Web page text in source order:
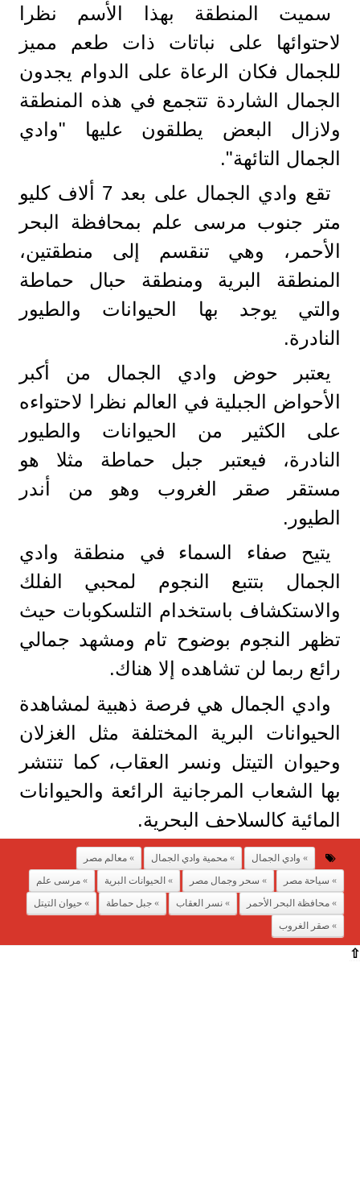
سميت المنطقة بهذا الأسم نظرا
لاحتوائها على نباتات ذات طعم مميز
للجمال فكان الرعاة على الدوام يجدون
الجمال الشاردة تتجمع في هذه المنطقة
ولازال البعض يطلقون عليها "وادي
الجمال التائهة".
تقع وادي الجمال على بعد 7 ألاف كليو
متر جنوب مرسى علم بمحافظة البحر
الأحمر، وهي تنقسم إلى منطقتين،
المنطقة البرية ومنطقة حبال حماطة
والتي يوجد بها الحيوانات والطيور
النادرة.
يعتبر حوض وادي الجمال من أكبر
الأحواض الجبلية في العالم نظرا لاحتواءه
على الكثير من الحيوانات والطيور
النادرة، فيعتبر جبل حماطة مثلا هو
مستقر صقر الغروب وهو من أندر
الطيور.
يتيح صفاء السماء في منطقة وادي
الجمال بتتبع النجوم لمحبي الفلك
والاستكشاف باستخدام التلسكوبات حيث
تظهر النجوم بوضوح تام ومشهد جمالي
رائع ربما لن تشاهده إلا هناك.
وادي الجمال هي فرصة ذهبية لمشاهدة
الحيوانات البرية المختلفة مثل الغزلان
وحيوان التيتل ونسر العقاب، كما تنتشر
بها الشعاب المرجانية الرائعة والحيوانات
المائية كالسلاحف البحرية.
وادي الجمال محمية وادي الجمال
معالم مصر
سياحة مصر
سحر وجمال مصر الحيوانات البرية
مرسى علم
محافظة البحر الأحمر
نسر العقاب جبل حماطة
حيوان التيتل
صقر الغروب
⇧